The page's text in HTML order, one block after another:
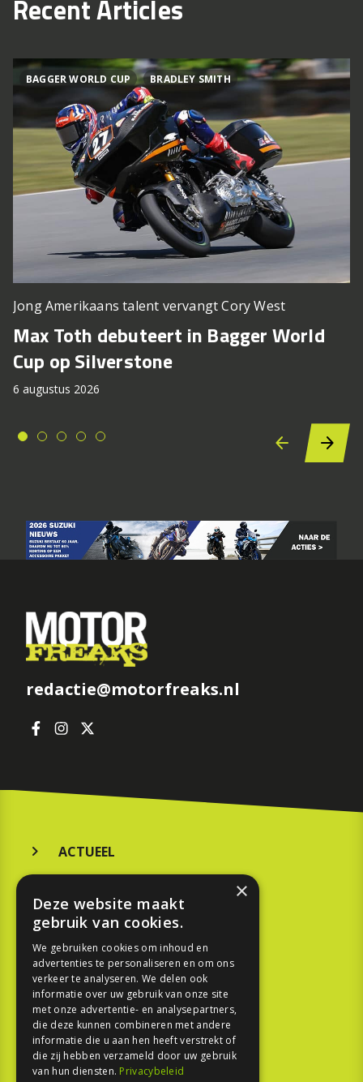
Recent Articles
BAGGER WORLD CUP BRADLEY SMITH
Jong Amerikaans talent vervangt Cory West
Max Toth debuteert in Bagger World
Cup op Silverstone
6 augustus 2026
redactie@motorfreaks.nl
ACTUEEL
KOOPGIDS
TESTEN
SPORT
REPORTAGE
TOUREN
×
Deze website maakt
gebruik van cookies.
We gebruiken cookies om inhoud en
advertenties te personaliseren en om ons
verkeer te analyseren. We delen ook
informatie over uw gebruik van onze site
met onze advertentie- en analysepartners,
die deze kunnen combineren met andere
informatie die u aan hen heeft verstrekt of
die zij hebben verzameld door uw gebruik
van hun diensten. Privacybeleid